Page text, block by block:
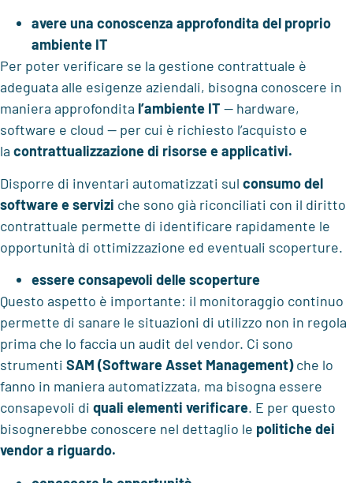
avere una conoscenza approfondita del proprio
ambiente IT
Per poter verificare se la gestione contrattuale è
adeguata alle esigenze aziendali, bisogna conoscere in
maniera approfondita l’ambiente IT — hardware,
software e cloud — per cui è richiesto l’acquisto e
la contrattualizzazione di risorse e applicativi.
Disporre di inventari automatizzati sul consumo del
softwaree servizi che sono già riconciliati con il diritto
contrattuale permette di identificare rapidamente le
opportunità di ottimizzazione ed eventuali scoperture.
essere consapevoli delle scoperture
Questo aspetto è importante: il monitoraggio continuo
permette di sanare le situazioni di utilizzo non in regola
prima che lo faccia un audit del vendor. Ci sono
strumenti SAM (Software Asset Management)che lo
fanno in maniera automatizzata, ma bisogna essere
consapevoli di quali elementi verificare. E per questo
bisognerebbe conoscere nel dettaglio le politiche dei
vendor a riguardo.